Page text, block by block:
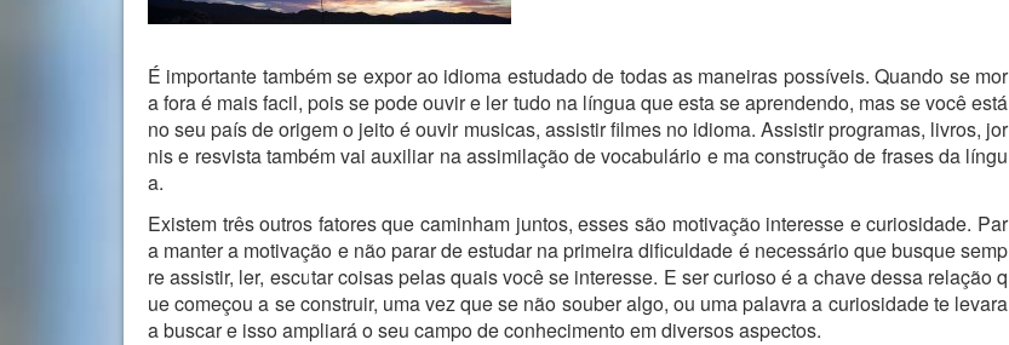
É importante também se expor ao idioma estudado de todas as maneiras possíveis. Quando se mor
a fora é mais facil, pois se pode ouvir e ler tudo na língua que esta se aprendendo, mas se você está
no seu país de origem o jeito é ouvir musicas, assistir filmes no idioma. Assistir programas, livros, jor
nis e resvista também vai auxiliar na assimilação de vocabulário e ma construção de frases da língu
a.
Existem três outros fatores que caminham juntos, esses são motivação interesse e curiosidade. Par
a manter a motivação e não parar de estudar na primeira dificuldade é necessário que busque semp
re assistir, ler, escutar coisas pelas quais você se interesse. E ser curioso é a chave dessa relação q
ue começou a se construir, uma vez que se não souber algo, ou uma palavra a curiosidade te levara
a buscar e isso ampliará o seu campo de conhecimento em diversos aspectos.